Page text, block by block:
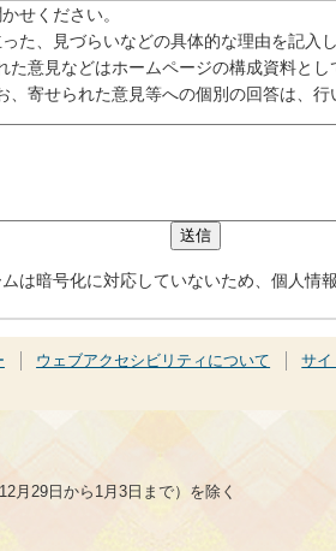
せください。
た、見づらいなどの具体的な理由を記入し
た意見などはホームページの構成資料とし
、寄せられた意見等への個別の回答は、行
は暗号化に対応していないため、個人情
ウェブアクセシビリティについて サイ
月29日から1月3日まで）を除く